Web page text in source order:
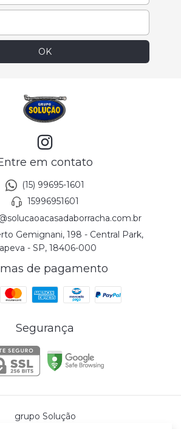
em contato
(15) 99695-1601
15996951601
Gemignani, 198 - Central Park,
- SP, 18406-000
de pagamento
Segurança
grupo Solução